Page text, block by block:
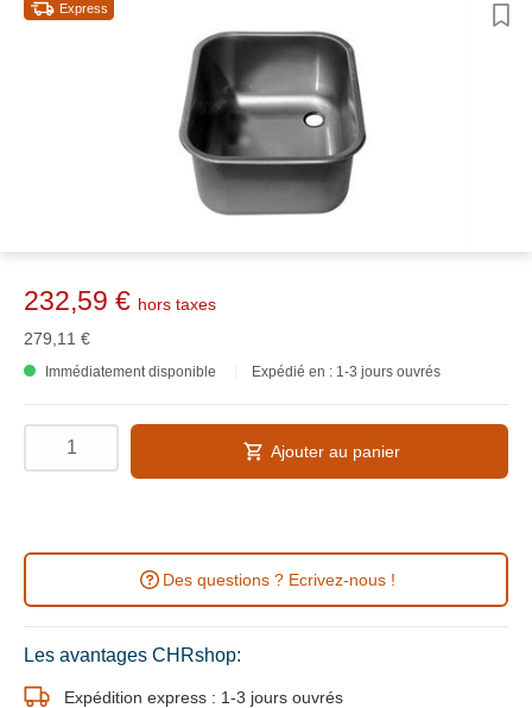
Express
232,59 € hors taxes
279,11 €
Immédiatement disponible Expédié en : 1-3 jours ouvrés
Ajouter au panier
Des questions ? Ecrivez-nous !
Les avantages CHRshop:
Expédition express : 1-3 jours ouvrés